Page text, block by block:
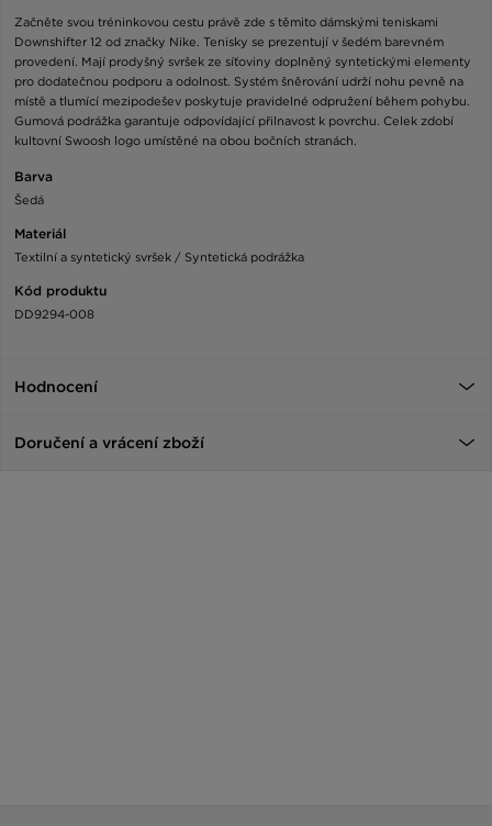
Začněte svou tréninkovou cestu právě zde s těmito dámskými teniskami
Downshifter 12 od značky Nike. Tenisky se prezentují v šedém barevném
provedení. Mají prodyšný svršek ze síťoviny doplněný syntetickými elementy
pro dodatečnou podporu a odolnost. Systém šněrování udrží nohu pevně na
místě a tlumící mezipodešev poskytuje pravidelné odpružení během pohybu.
Gumová podrážka garantuje odpovídající přilnavost k povrchu. Celek zdobí
kultovní Swoosh logo umístěné na obou bočních stranách.
Barva
Šedá
Materiál
Textilní a syntetický svršek / Syntetická podrážka
Kód produktu
DD9294-008
Hodnocení
Doručení a vrácení zboží